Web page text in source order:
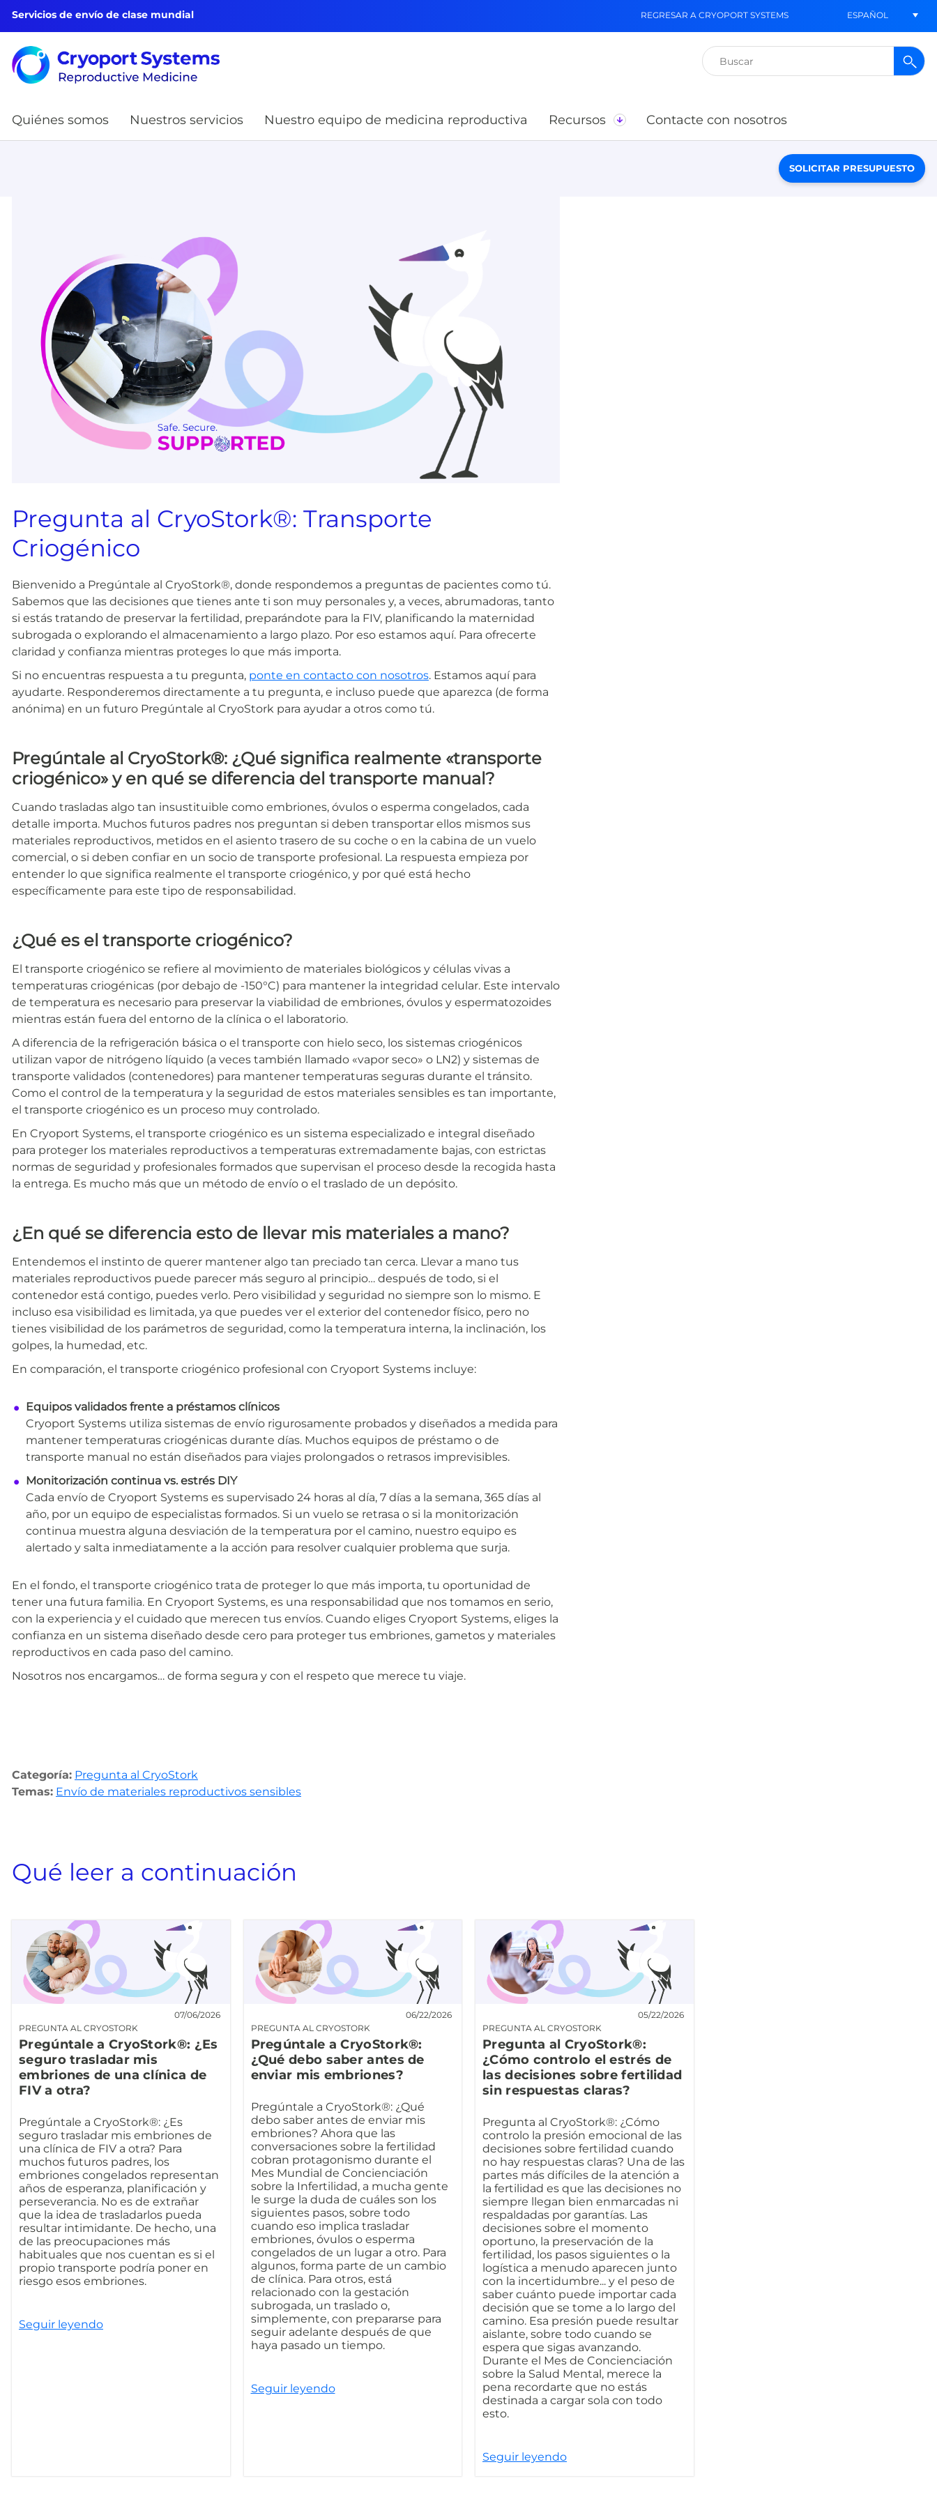
Servicios de envío de clase mundial REGRESAR A CRYOPORT SYSTEMS ESPAÑOL
Buscar:
Quiénes somos Nuestros servicios Nuestro equipo de medicina reproductiva Recursos Contacte con nosotros
SOLICITAR PRESUPUESTO
Pregunta al CryoStork®: Transporte
Criogénico
Bienvenido a Pregúntale al CryoStork®, donde respondemos a preguntas de pacientes como tú.
Sabemos que las decisiones que tienes ante ti son muy personales y, a veces, abrumadoras, tanto
si estás tratando de preservar la fertilidad, preparándote para la FIV, planificando la maternidad
subrogada o explorando el almacenamiento a largo plazo. Por eso estamos aquí. Para ofrecerte
claridad y confianza mientras proteges lo que más importa.
Si no encuentras respuesta a tu pregunta, ponte en contacto con nosotros. Estamos aquí para
ayudarte. Responderemos directamente a tu pregunta, e incluso puede que aparezca (de forma
anónima) en un futuro Pregúntale al CryoStork para ayudar a otros como tú.
Pregúntale al CryoStork®: ¿Qué significa realmente «transporte
criogénico» y en qué se diferencia del transporte manual?
Cuando trasladas algo tan insustituible como embriones, óvulos o esperma congelados, cada
detalle importa. Muchos futuros padres nos preguntan si deben transportar ellos mismos sus
materiales reproductivos, metidos en el asiento trasero de su coche o en la cabina de un vuelo
comercial, o si deben confiar en un socio de transporte profesional. La respuesta empieza por
entender lo que significa realmente el transporte criogénico, y por qué está hecho
específicamente para este tipo de responsabilidad.
¿Qué es el transporte criogénico?
El transporte criogénico se refiere al movimiento de materiales biológicos y células vivas a
temperaturas criogénicas (por debajo de -150°C) para mantener la integridad celular. Este intervalo
de temperatura es necesario para preservar la viabilidad de embriones, óvulos y espermatozoides
mientras están fuera del entorno de la clínica o el laboratorio.
A diferencia de la refrigeración básica o el transporte con hielo seco, los sistemas criogénicos
utilizan vapor de nitrógeno líquido (a veces también llamado «vapor seco» o LN2) y sistemas de
transporte validados (contenedores) para mantener temperaturas seguras durante el tránsito.
Como el control de la temperatura y la seguridad de estos materiales sensibles es tan importante,
el transporte criogénico es un proceso muy controlado.
En Cryoport Systems, el transporte criogénico es un sistema especializado e integral diseñado
para proteger los materiales reproductivos a temperaturas extremadamente bajas, con estrictas
normas de seguridad y profesionales formados que supervisan el proceso desde la recogida hasta
la entrega. Es mucho más que un método de envío o el traslado de un depósito.
¿En qué se diferencia esto de llevar mis materiales a mano?
Entendemos el instinto de querer mantener algo tan preciado tan cerca. Llevar a mano tus
materiales reproductivos puede parecer más seguro al principio… después de todo, si el
contenedor está contigo, puedes verlo. Pero visibilidad y seguridad no siempre son lo mismo. E
incluso esa visibilidad es limitada, ya que puedes ver el exterior del contenedor físico, pero no
tienes visibilidad de los parámetros de seguridad, como la temperatura interna, la inclinación, los
golpes, la humedad, etc.
En comparación, el transporte criogénico profesional con Cryoport Systems incluye:
Equipos validados frente a préstamos clínicos
Cryoport Systems utiliza sistemas de envío rigurosamente probados y diseñados a medida para
mantener temperaturas criogénicas durante días. Muchos equipos de préstamo o de
transporte manual no están diseñados para viajes prolongados o retrasos imprevisibles.
Monitorización continua vs. estrés DIY
Cada envío de Cryoport Systems es supervisado 24 horas al día, 7 días a la semana, 365 días al
año, por un equipo de especialistas formados. Si un vuelo se retrasa o si la monitorización
continua muestra alguna desviación de la temperatura por el camino, nuestro equipo es
alertado y salta inmediatamente a la acción para resolver cualquier problema que surja.
En el fondo, el transporte criogénico trata de proteger lo que más importa, tu oportunidad de
tener una futura familia. En Cryoport Systems, es una responsabilidad que nos tomamos en serio,
con la experiencia y el cuidado que merecen tus envíos. Cuando eliges Cryoport Systems, eliges la
confianza en un sistema diseñado desde cero para proteger tus embriones, gametos y materiales
reproductivos en cada paso del camino.
Nosotros nos encargamos… de forma segura y con el respeto que merece tu viaje.
Categoría: Pregunta al CryoStork
Temas: Envío de materiales reproductivos sensibles
Qué leer a continuación
PREGUNTA AL CRYOSTORK
07/06/2026
Pregúntale a CryoStork®: ¿Es
seguro trasladar mis
embriones de una clínica de
FIV a otra?
Pregúntale a CryoStork®: ¿Es
seguro trasladar mis embriones de
una clínica de FIV a otra? Para
muchos futuros padres, los
embriones congelados representan
años de esperanza, planificación y
perseverancia. No es de extrañar
que la idea de trasladarlos pueda
resultar intimidante. De hecho, una
de las preocupaciones más
habituales que nos cuentan es si el
propio transporte podría poner en
riesgo esos embriones.
Seguir leyendo
PREGUNTA AL CRYOSTORK
06/22/2026
Pregúntale a CryoStork®:
¿Qué debo saber antes de
enviar mis embriones?
Pregúntale a CryoStork®: ¿Qué
debo saber antes de enviar mis
embriones? Ahora que las
conversaciones sobre la fertilidad
cobran protagonismo durante el
Mes Mundial de Concienciación
sobre la Infertilidad, a mucha gente
le surge la duda de cuáles son los
siguientes pasos, sobre todo
cuando eso implica trasladar
embriones, óvulos o esperma
congelados de un lugar a otro. Para
algunos, forma parte de un cambio
de clínica. Para otros, está
relacionado con la gestación
subrogada, un traslado o,
simplemente, con prepararse para
seguir adelante después de que
haya pasado un tiempo.
Seguir leyendo
PREGUNTA AL CRYOSTORK
05/22/2026
Pregunta al CryoStork®:
¿Cómo controlo el estrés de
las decisiones sobre fertilidad
sin respuestas claras?
Pregunta al CryoStork®: ¿Cómo
controlo la presión emocional de las
decisiones sobre fertilidad cuando
no hay respuestas claras? Una de las
partes más difíciles de la atención a
la fertilidad es que las decisiones no
siempre llegan bien enmarcadas ni
respaldadas por garantías. Las
decisiones sobre el momento
oportuno, la preservación de la
fertilidad, los pasos siguientes o la
logística a menudo aparecen junto
con la incertidumbre... y el peso de
saber cuánto puede importar cada
decisión que se tome a lo largo del
camino. Esa presión puede resultar
aislante, sobre todo cuando se
espera que sigas avanzando.
Durante el Mes de Concienciación
sobre la Salud Mental, merece la
pena recordarte que no estás
destinada a cargar sola con todo
esto.
Seguir leyendo